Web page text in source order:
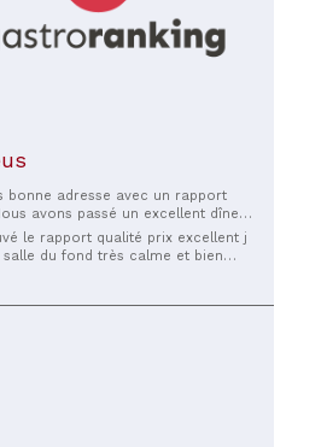
bonne adresse avec un rapport
avons passé un excellent dîner
des plats de qualité et un
et pas trop chichiteux
le rapport qualité prix excellent j
du fond très calme et bien
mais ce qui nous a été servi à